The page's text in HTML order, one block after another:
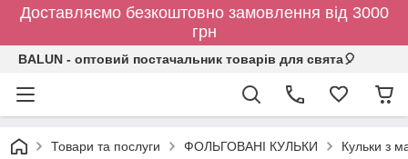
Доставляємо безкоштовно замовлення від 3000
грн
BALUN - оптовий постачальник товарів для свята🎈
Товари та послуги ФОЛЬГОВАНІ КУЛЬКИ Кульки з